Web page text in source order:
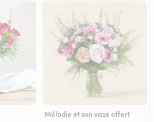
Mélodie et son vase offert